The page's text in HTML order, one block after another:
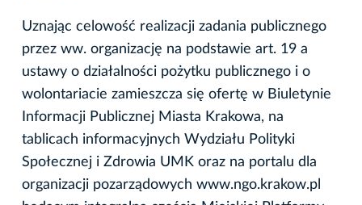
Uznając celowość realizacji zadania publicznego
przez ww. organizację na podstawie art. 19 a
ustawy o działalności pożytku publicznego i o
wolontariacie zamieszcza się ofertę w Biuletynie
Informacji Publicznej Miasta Krakowa, na
tablicach informacyjnych Wydziału Polityki
Społecznej i Zdrowia UMK oraz na portalu dla
organizacji pozarządowych www.ngo.krakow.pl